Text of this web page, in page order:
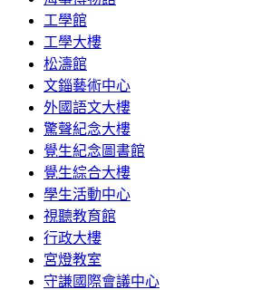
工學館
工學大樓
松濤館
文錙藝術中心
外國語文大樓
驚聲紀念大樓
覺生紀念圖書館
覺生綜合大樓
學生活動中心
視聽教育館
行政大樓
宮燈教室
守謙國際會議中心